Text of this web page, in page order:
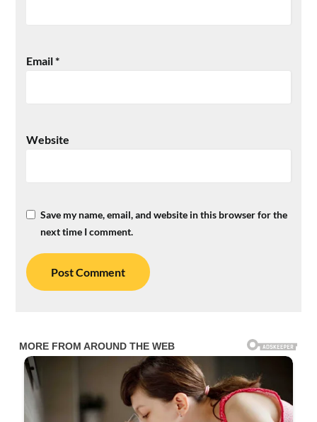
Email*
Website
Save my name, email, and website in this browser for the
next time I comment.